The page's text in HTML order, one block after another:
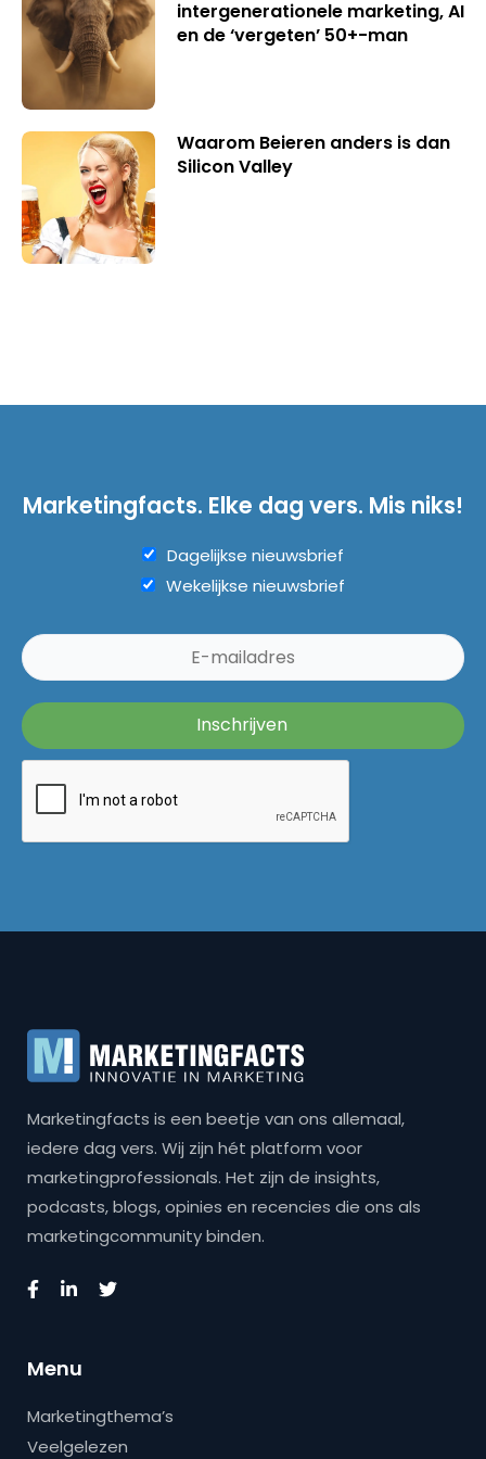
intergenerationele marketing, AI
en de ‘vergeten’ 50+-man
Waarom Beieren anders is dan
Silicon Valley
Marketingfacts. Elke dag vers. Mis niks!
Dagelijkse nieuwsbrief
Wekelijkse nieuwsbrief
Marketingfacts is een beetje van ons allemaal,
iedere dag vers. Wij zijn hét platform voor
marketingprofessionals. Het zijn de insights,
podcasts, blogs, opinies en recencies die ons als
marketingcommunity binden.
Menu
Marketingthema’s
Veelgelezen